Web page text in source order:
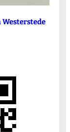
Westerstede